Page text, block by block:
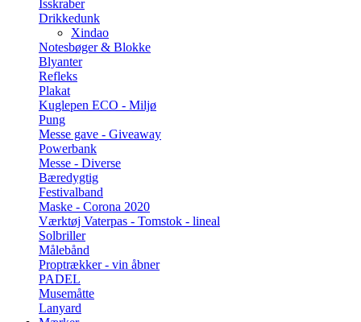
Isskraber
Drikkedunk
Xindao
Notesbøger & Blokke
Blyanter
Refleks
Plakat
Kuglepen ECO - Miljø
Pung
Messe gave - Giveaway
Powerbank
Messe - Diverse
Bæredygtig
Festivalband
Maske - Corona 2020
Værktøj Vaterpas - Tomstok - lineal
Solbriller
Målebånd
Proptrækker - vin åbner
PADEL
Musemåtte
Lanyard